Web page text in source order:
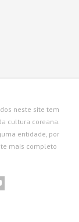
neste site tem
cultura coreana.
entidade, por
mais completo